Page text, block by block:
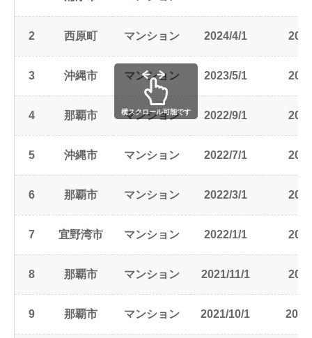
2 西原町 マンション 2024/4/1
3 沖縄市 マンション 2023/5/1
4 那覇市 マンション 2022/9/1
5 沖縄市 マンション 2022/7/1
6 那覇市 マンション 2022/3/1
7 宜野湾市 マンション 2022/1/1
8 那覇市 マンション 2021/11/1
9 那覇市 マンション 2021/10/1
横スクロール可能です